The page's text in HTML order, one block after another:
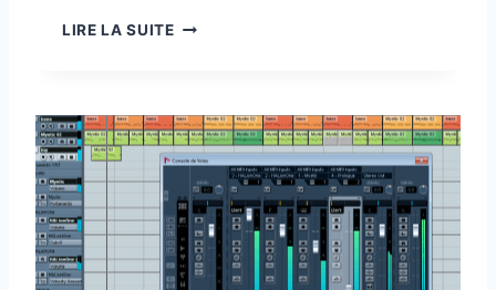
LIRE LA SUITEM
E
R
I
G
A
U
D